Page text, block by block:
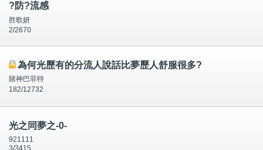
?防?流感
胜歌妍
2/2670
為何光歷有的分流人說話比夢歷人舒服很多?
賭神巴菲特
182/12732
光之同夢之-0-
921111
3/3415